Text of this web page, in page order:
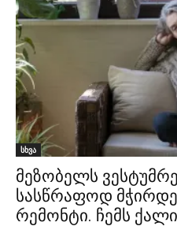
სხვა
მეზობელს
სასწრაფოდ
რემონტი. ჩემს